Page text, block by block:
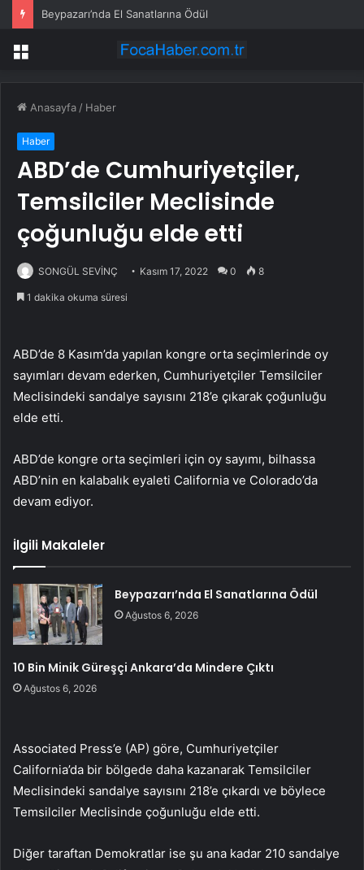
Beypazarı’nda El Sanatlarına Ödül
Menü
Anasayfa / Haber
Haber
ABD’de Cumhuriyetçiler,
Temsilciler Meclisinde
çoğunluğu elde etti
SONGÜL SEVİNÇ Kasım 17, 2022 0 8
1 dakika okuma süresi
ABD’de 8 Kasım’da yapılan kongre orta seçimlerinde oy
sayımları devam ederken, Cumhuriyetçiler Temsilciler
Meclisindeki sandalye sayısını 218’e çıkarak çoğunluğu
elde etti.
ABD’de kongre orta seçimleri için oy sayımı, bilhassa
ABD’nin en kalabalık eyaleti California ve Colorado’da
devam ediyor.
İlgili Makaleler
Beypazarı’nda El Sanatlarına Ödül
Ağustos 6, 2026
10 Bin Minik Güreşçi Ankara’da Mindere Çıktı
Ağustos 6, 2026
Associated Press’e (AP) göre, Cumhuriyetçiler
California’da bir bölgede daha kazanarak Temsilciler
Meclisindeki sandalye sayısını 218’e çıkardı ve böylece
Temsilciler Meclisinde çoğunluğu elde etti.
Diğer taraftan Demokratlar ise şu ana kadar 210 sandalye